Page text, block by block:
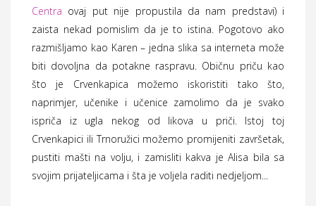
Centra ovaj put nije propustila da nam predstavi) i
zaista nekad pomislim da je to istina. Pogotovo ako
razmišljamo kao Karen – jedna slika sa interneta može
biti dovoljna da potakne raspravu. Običnu priču kao
što je Crvenkapica možemo iskoristiti tako što,
naprimjer, učenike i učenice zamolimo da je svako
ispriča iz ugla nekog od likova u priči. Istoj toj
Crvenkapici ili Trnoružici možemo promijeniti završetak,
pustiti mašti na volju, i zamisliti kakva je Alisa bila sa
svojim prijateljicama i šta je voljela raditi nedjeljom...